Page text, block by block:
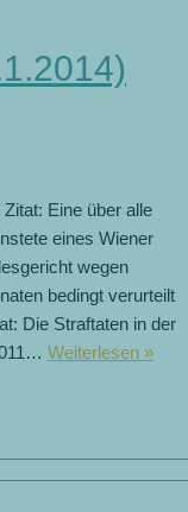
Eine über alle
eines Wiener
wegen
bedingt verurteilt
Die Straftaten in der
Weiterlesen »Das